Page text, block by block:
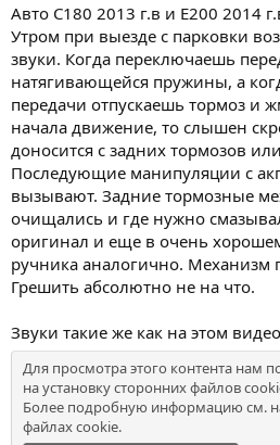
Авто C180 2013 г.в и E200 2014
Утром при выезде с парковки
звуки. Когда переключаешь
натягивающейся пружины, а
передачи отпускаешь тормоз и
начала движение, то слышен
доносится с задних тормозов
Последующие манипуляции с
вызывают. Задние тормозные
очищались и где нужно
оригинал и еще в очень
ручника аналогично.
Грешить абсолютно не на что.
Звуки такие же как на этом видео
Для просмотра этого контента нам
на установку сторонних файлов
Более подробную информацию см.
файлах cookie.